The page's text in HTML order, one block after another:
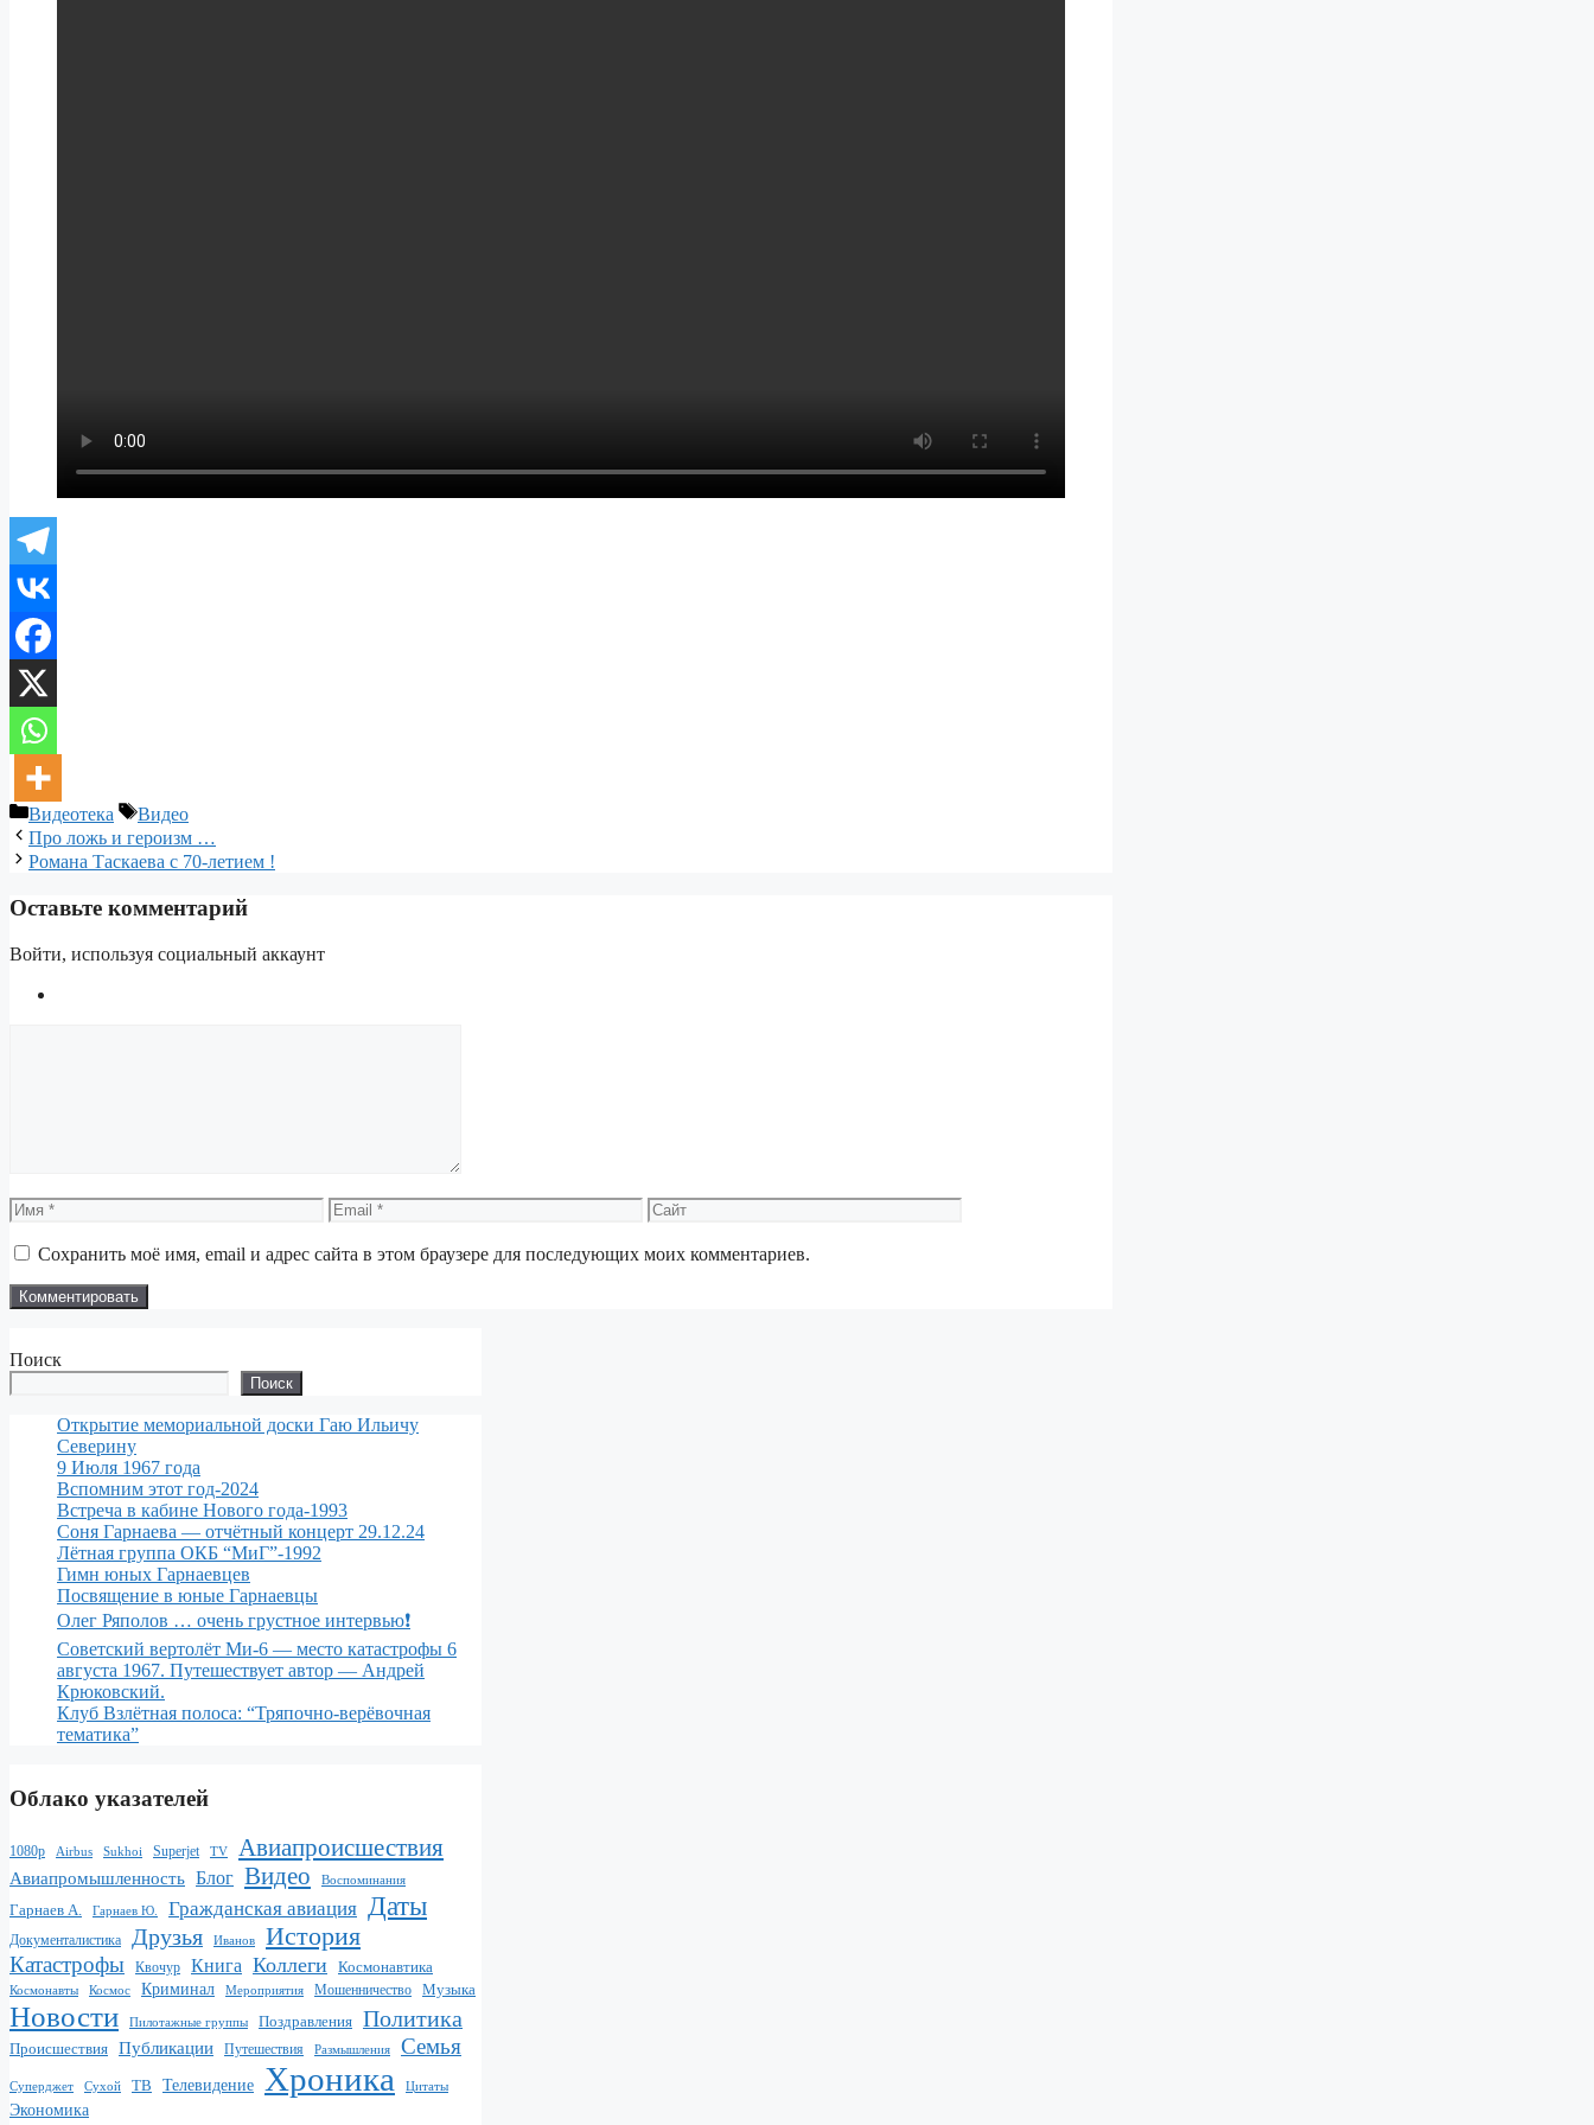
Рубрики
Видеотека Метки
Видео
Про ложь и героизм …
Романа Таскаева с 70-летием !
Оставьте комментарий
Войти, используя социальный аккаунт
Имя Email Сайт
Сохранить моё имя, email и адрес сайта в этом браузере для последующих моих комментариев.
Поиск
Поиск
Открытие мемориальной доски Гаю Ильичу
Северину
9 Июля 1967 года
Вспомним этот год-2024
Встреча в кабине Нового года-1993
Соня Гарнаева — отчётный концерт 29.12.24
Лётная группа ОКБ “МиГ”-1992
Гимн юных Гарнаевцев
Посвящение в юные Гарнаевцы
Олег Ряполов … очень грустное интервью❗️
Советский вертолёт Ми-6 — место катастрофы 6
августа 1967. Путешествует автор — Андрей
Крюковский.
Клуб Взлётная полоса: “Тряпочно-верёвочная
тематика”
Облако указателей
1080p Airbus Sukhoi Superjet TV Авиапроисшествия
Авиапромышленность Блог Видео Воспоминания
Гарнаев А. Гарнаев Ю. Гражданская авиация Даты
Документалистика Друзья Иванов История
Катастрофы Квочур Книга Коллеги Космонавтика
Космонавты Космос Криминал Мероприятия Мошенничество Музыка
Новости Пилотажные группы Поздравления Политика
Происшествия Публикации Путешествия Размышления Семья
Суперджет Сухой ТВ Телевидение Хроника Цитаты
Экономика